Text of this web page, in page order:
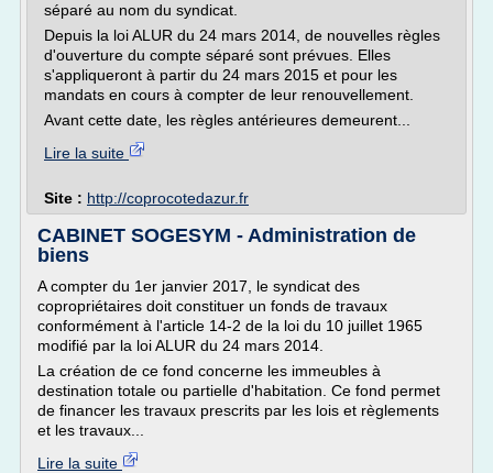
séparé au nom du syndicat.
Depuis la loi ALUR du 24 mars 2014, de nouvelles règles
d'ouverture du compte séparé sont prévues. Elles
s'appliqueront à partir du 24 mars 2015 et pour les
mandats en cours à compter de leur renouvellement.
Avant cette date, les règles antérieures demeurent...
Lire la suite
Site : http://coprocotedazur.fr
CABINET SOGESYM - Administration de
biens
A compter du 1er janvier 2017, le syndicat des
copropriétaires doit constituer un fonds de travaux
conformément à l'article 14-2 de la loi du 10 juillet 1965
modifié par la loi ALUR du 24 mars 2014.
La création de ce fond concerne les immeubles à
destination totale ou partielle d'habitation. Ce fond permet
de financer les travaux prescrits par les lois et règlements
et les travaux...
Lire la suite